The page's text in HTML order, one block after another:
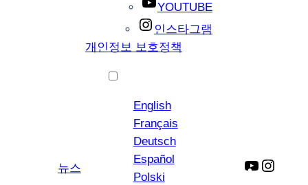
YOUTUBE
인스타그램
개인정보 보호정책
뉴스
English
Français
Deutsch
Español
Polski
YouTube